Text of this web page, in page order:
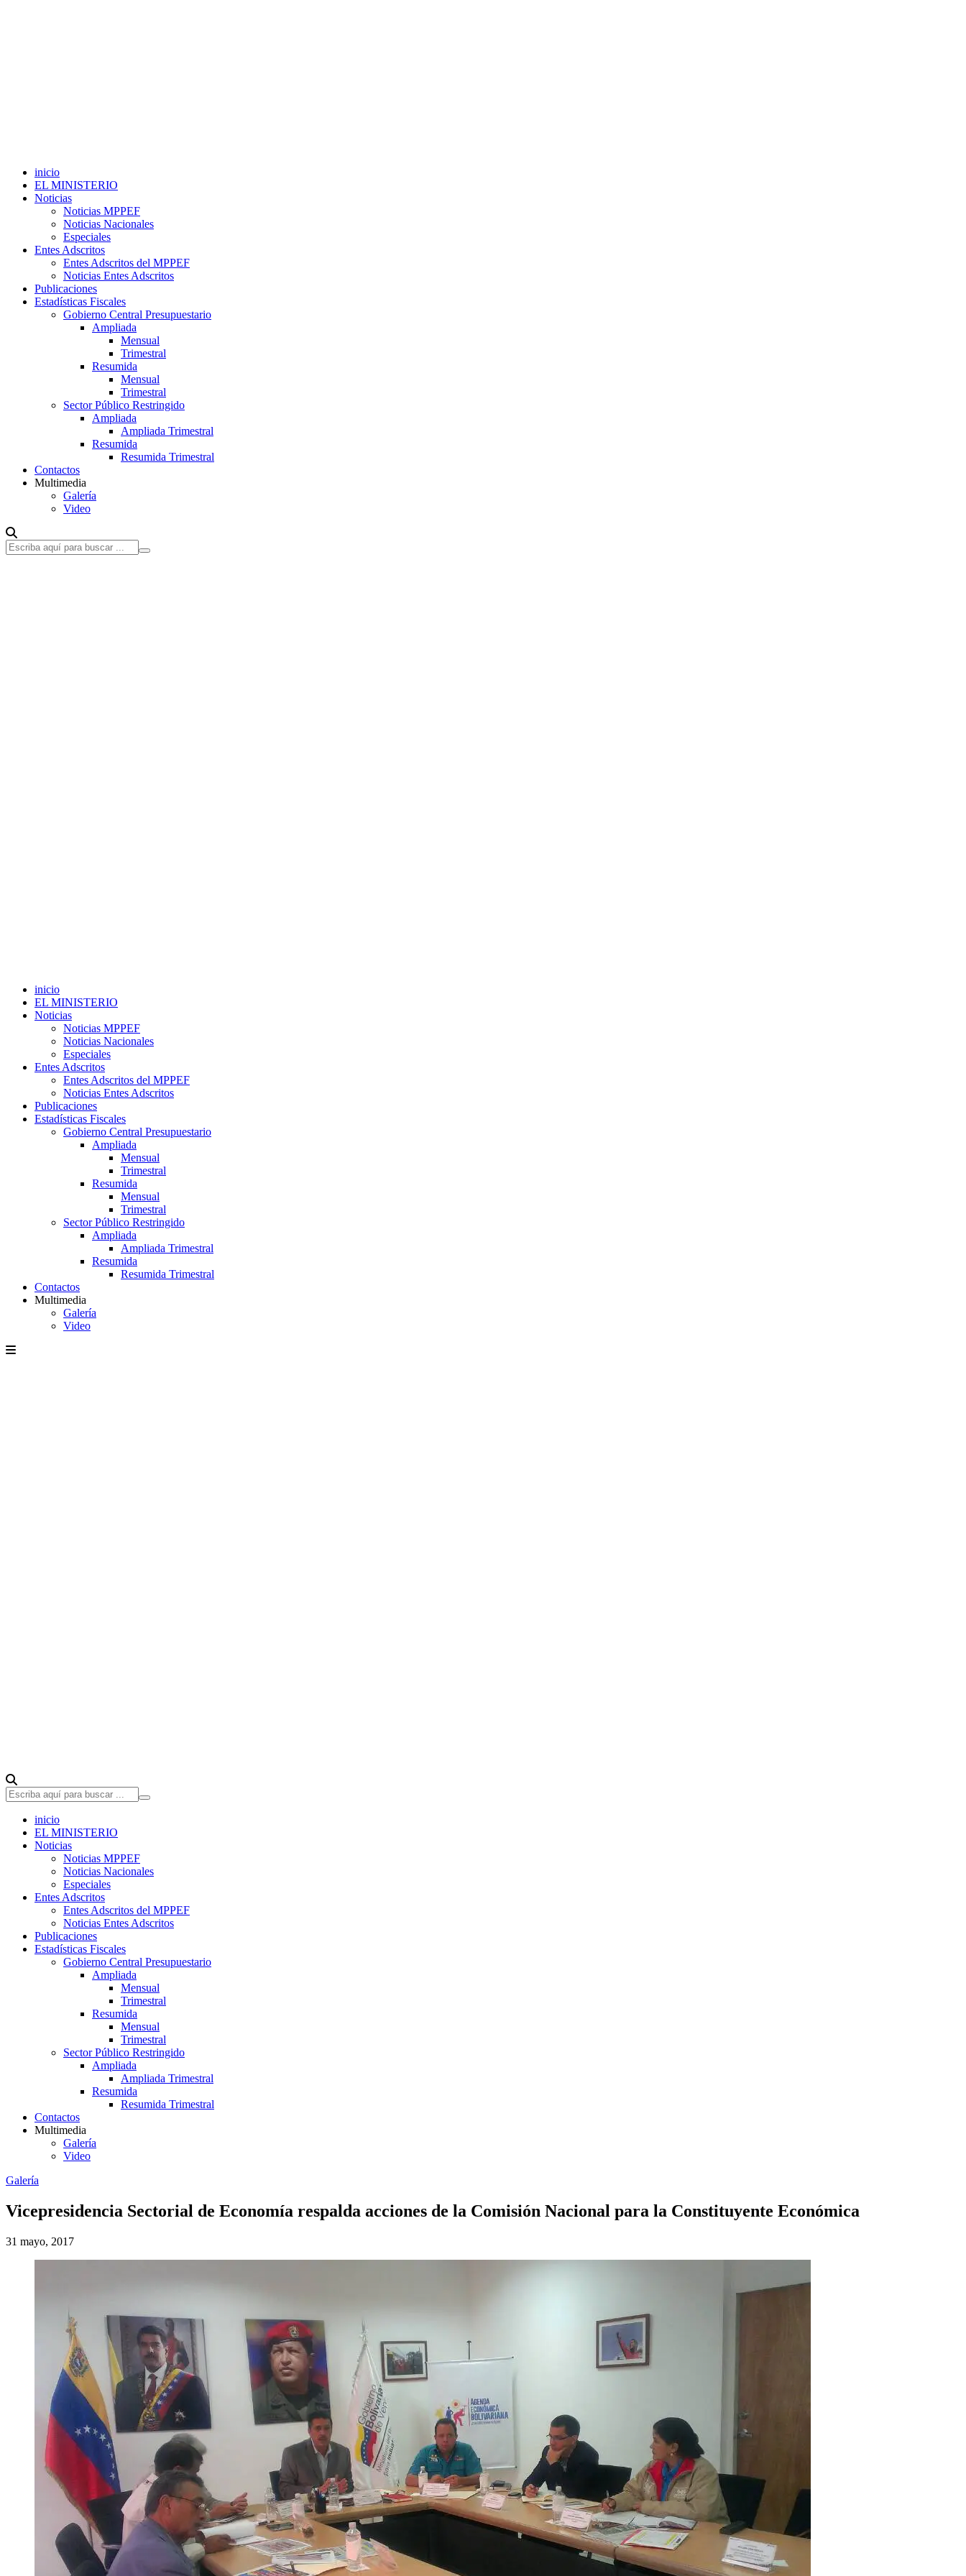
inicio
EL MINISTERIO
Noticias
Noticias MPPEF
Noticias Nacionales
Especiales
Entes Adscritos
Entes Adscritos del MPPEF
Noticias Entes Adscritos
Publicaciones
Estadísticas Fiscales
Gobierno Central Presupuestario
Ampliada
Mensual
Trimestral
Resumida
Mensual
Trimestral
Sector Público Restringido
Ampliada
Ampliada Trimestral
Resumida
Resumida Trimestral
Contactos
Multimedia
Galería
Video
inicio
EL MINISTERIO
Noticias
Noticias MPPEF
Noticias Nacionales
Especiales
Entes Adscritos
Entes Adscritos del MPPEF
Noticias Entes Adscritos
Publicaciones
Estadísticas Fiscales
Gobierno Central Presupuestario
Ampliada
Mensual
Trimestral
Resumida
Mensual
Trimestral
Sector Público Restringido
Ampliada
Ampliada Trimestral
Resumida
Resumida Trimestral
Contactos
Multimedia
Galería
Video
inicio
EL MINISTERIO
Noticias
Noticias MPPEF
Noticias Nacionales
Especiales
Entes Adscritos
Entes Adscritos del MPPEF
Noticias Entes Adscritos
Publicaciones
Estadísticas Fiscales
Gobierno Central Presupuestario
Ampliada
Mensual
Trimestral
Resumida
Mensual
Trimestral
Sector Público Restringido
Ampliada
Ampliada Trimestral
Resumida
Resumida Trimestral
Contactos
Multimedia
Galería
Video
Galería
Vicepresidencia Sectorial de Economía respalda acciones de la Comisión Nacional para la Constituyente Económica
31 mayo, 2017